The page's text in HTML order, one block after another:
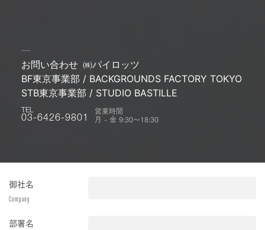
お問い合わせ ㈱パイロッツ
BF東京事業部 / BACKGROUNDS FACTORY TOKYO
STB東京事業部 / STUDIO BASTILLE
TEL
03-6426-9801
営業時間
月 - 金 9:30〜18:30
御社名
Company
部署名